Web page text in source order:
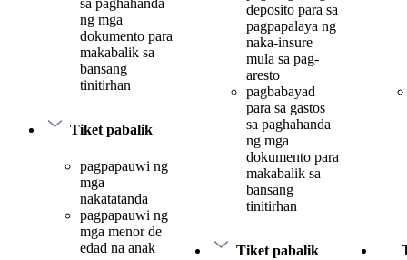
sa paghahanda
ng mga
dokumento para
makabalik sa
bansang
tinitirhan
Tiket pabalik
pagpapauwi ng
mga
nakatatanda
pagpapauwi ng
mga menor de
edad na anak
deposito para sa
pagpapalaya ng
naka-insure
mula sa pag-
aresto
pagbabayad
para sa gastos
sa paghahanda
ng mga
dokumento para
makabalik sa
bansang
tinitirhan
Tiket pabalik